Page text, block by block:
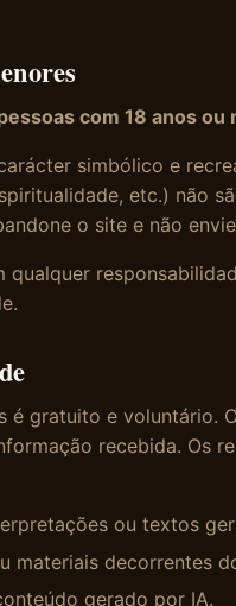
com 18 anos ou
simbólico e
etc.) não
o site e não
qualquer
é gratuito e voluntário.
recebida. Os
ou textos
materiais decorrentes
gerado por IA.